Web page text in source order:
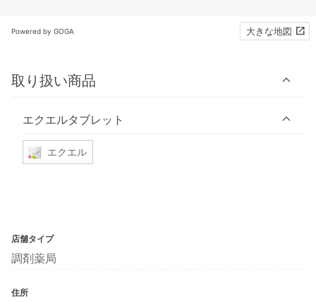
Powered by GOGA 大きな地図
取り扱い商品
エクエルタブレット
エクエル
店舗タイプ
調剤薬局
住所